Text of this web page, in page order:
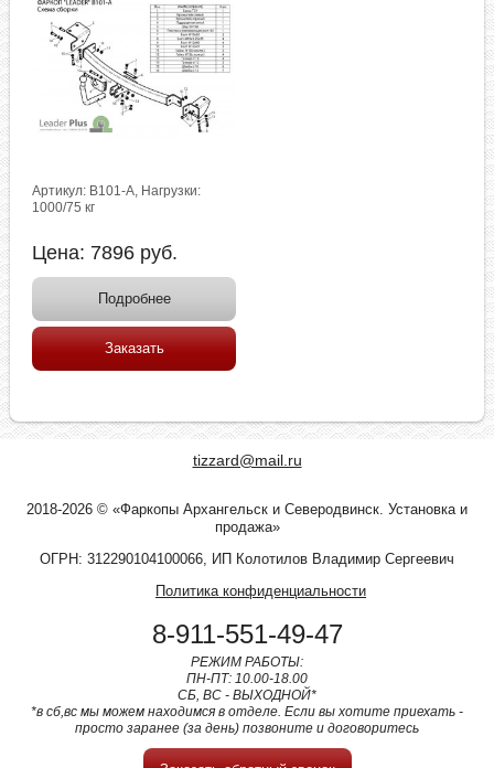
Артикул: B101-A, Нагрузки:
1000/75 кг
Цена: 7896 руб.
Подробнее
Заказать
tizzard@mail.ru
2018-2026 © «Фаркопы Архангельск и Северодвинск. Установка и
продажа»
ОГРН: 312290104100066, ИП Колотилов Владимир Сергеевич
Политика конфиденциальности
8-911-551-49-47
РЕЖИМ РАБОТЫ:
ПН-ПТ: 10.00-18.00
СБ, ВС - ВЫХОДНОЙ*
*в сб,вс мы можем находимся в отделе. Если вы хотите приехать -
просто заранее (за день) позвоните и договоритесь